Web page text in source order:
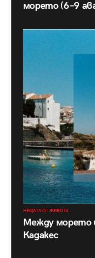
морето (6–9
НЕЩАТА ОТ ЖИВОТА
Между морето
Кадакес